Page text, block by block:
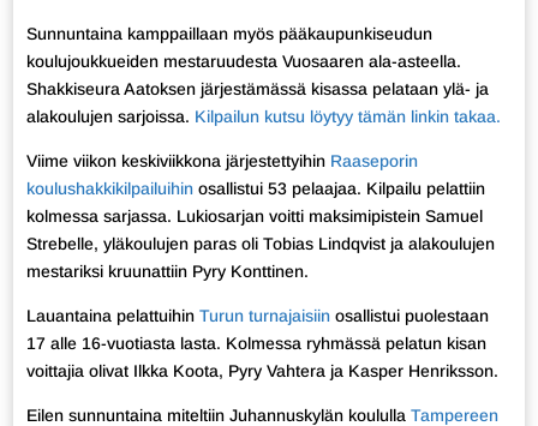
Sunnuntaina kamppaillaan myös pääkaupunkiseudun
koulujoukkueiden mestaruudesta Vuosaaren ala-asteella.
Shakkiseura Aatoksen järjestämässä kisassa pelataan ylä- ja
alakoulujen sarjoissa. Kilpailun kutsu löytyy tämän linkin takaa.
Viime viikon keskiviikkona järjestettyihin Raaseporin
koulushakkikilpailuihinosallistui 53 pelaajaa. Kilpailu pelattiin
kolmessa sarjassa. Lukiosarjan voitti maksimipistein Samuel
Strebelle, yläkoulujen paras oli Tobias Lindqvist ja alakoulujen
mestariksi kruunattiin Pyry Konttinen.
Lauantaina pelattuihin Turun turnajaisiinosallistui puolestaan
17 alle 16-vuotiasta lasta. Kolmessa ryhmässä pelatun kisan
voittajia olivat Ilkka Koota, Pyry Vahtera ja Kasper Henriksson.
Eilen sunnuntaina miteltiin Juhannuskylän koululla Tampereen